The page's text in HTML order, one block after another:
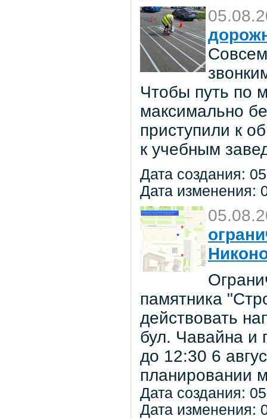
Чтобы путь по
максимально
приступили к
к учебным
Дата создания:
Дата изменения:
памятника
действовать
бул. Чавайна и
до 12:30 6
планировании
Дата создания:
Дата изменения: